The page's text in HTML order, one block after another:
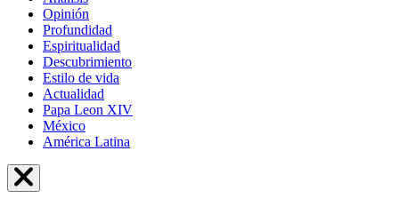
Opinión
Profundidad
Espiritualidad
Descubrimiento
Estilo de vida
Actualidad
Papa Leon XIV
México
América Latina